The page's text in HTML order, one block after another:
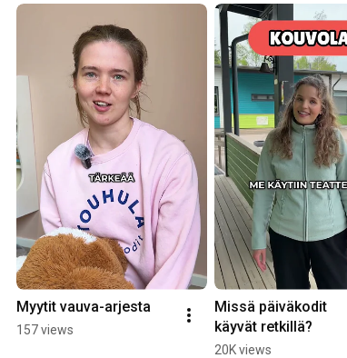
Myytit vauva-arjesta
157 views
Missä päiväkodit
käyvät retkillä?
20K views